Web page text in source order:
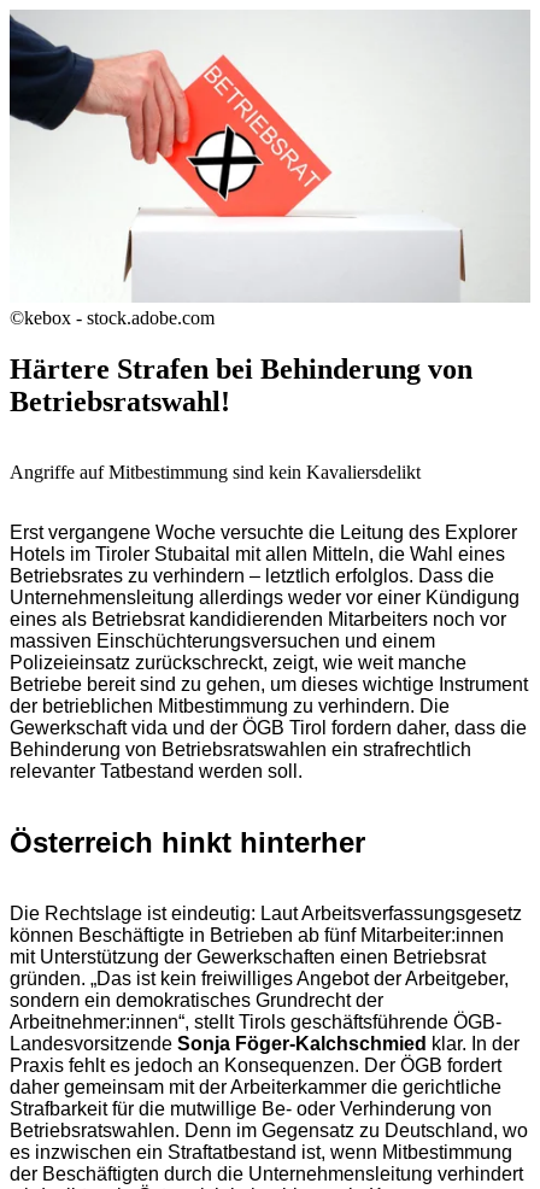
©kebox - stock.adobe.com
Härtere Strafen bei Behinderung von
Betriebsratswahl!
Angriffe auf Mitbestimmung sind kein Kavaliersdelikt
Erst vergangene Woche versuchte die Leitung des Explorer
Hotels im Tiroler Stubaital mit allen Mitteln, die Wahl eines
Betriebsrates zu verhindern – letztlich erfolglos. Dass die
Unternehmensleitung allerdings weder vor einer Kündigung
eines als Betriebsrat kandidierenden Mitarbeiters noch vor
massiven Einschüchterungsversuchen und einem
Polizeieinsatz zurückschreckt, zeigt, wie weit manche
Betriebe bereit sind zu gehen, um dieses wichtige Instrument
der betrieblichen Mitbestimmung zu verhindern. Die
Gewerkschaft vida und der ÖGB Tirol fordern daher, dass die
Behinderung von Betriebsratswahlen ein strafrechtlich
relevanter Tatbestand werden soll.
Österreich hinkt hinterher
Die Rechtslage ist eindeutig: Laut Arbeitsverfassungsgesetz
können Beschäftigte in Betrieben ab fünf Mitarbeiter:innen
mit Unterstützung der Gewerkschaften einen Betriebsrat
gründen. „Das ist kein freiwilliges Angebot der Arbeitgeber,
sondern ein demokratisches Grundrecht der
Arbeitnehmer:innen“, stellt Tirols geschäftsführende ÖGB-
Landesvorsitzende Sonja Föger-Kalchschmied klar. In der
Praxis fehlt es jedoch an Konsequenzen. Der ÖGB fordert
daher gemeinsam mit der Arbeiterkammer die gerichtliche
Strafbarkeit für die mutwillige Be- oder Verhinderung von
Betriebsratswahlen. Denn im Gegensatz zu Deutschland, wo
es inzwischen ein Straftatbestand ist, wenn Mitbestimmung
der Beschäftigten durch die Unternehmensleitung verhindert